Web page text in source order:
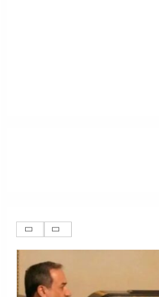
سنة كاملة”..وارتفاع قياسي
توترات هرمز